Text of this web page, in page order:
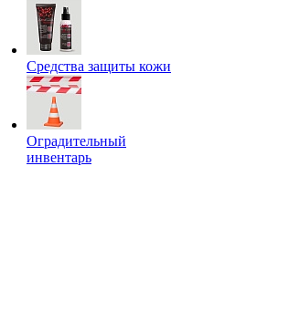
Средства защиты кожи
Оградительный
инвентарь